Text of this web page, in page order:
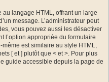
langage HTML, offrant un large
message. L’administrateur peut
vous pouvez aussi les désactiver
l’option appropriée du formulaire
est similaire au style HTML,
[ et ] plutôt que < et >. Pour plus
guide accessible depuis la page de